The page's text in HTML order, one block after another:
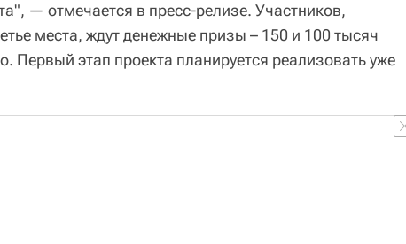
— отмечается в пресс-релизе. Участников,
места, ждут денежные призы – 150 и 100 тысяч
Первый этап проекта планируется реализовать уже